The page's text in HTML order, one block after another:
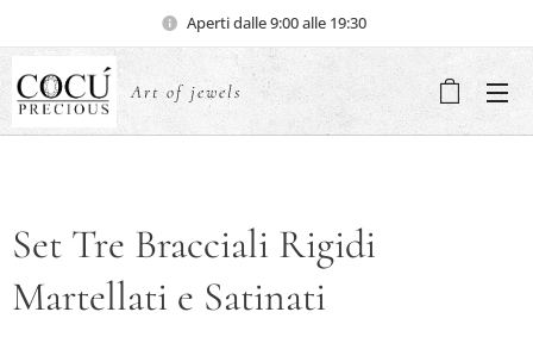
Aperti dalle 9:00 alle 19:30
Art of jewels
Set Tre Bracciali Rigidi
Martellati e Satinati